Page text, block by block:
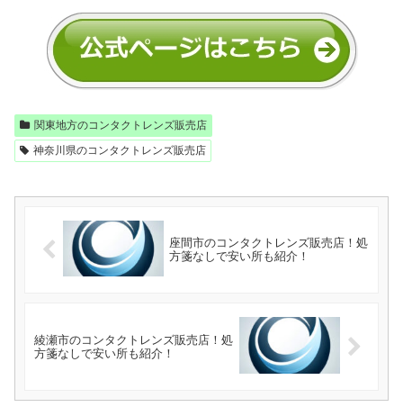
関東地方のコンタクトレンズ販売店
神奈川県のコンタクトレンズ販売店
座間市のコンタクトレンズ販売店！処
方箋なしで安い所も紹介！
綾瀬市のコンタクトレンズ販売店！処
方箋なしで安い所も紹介！